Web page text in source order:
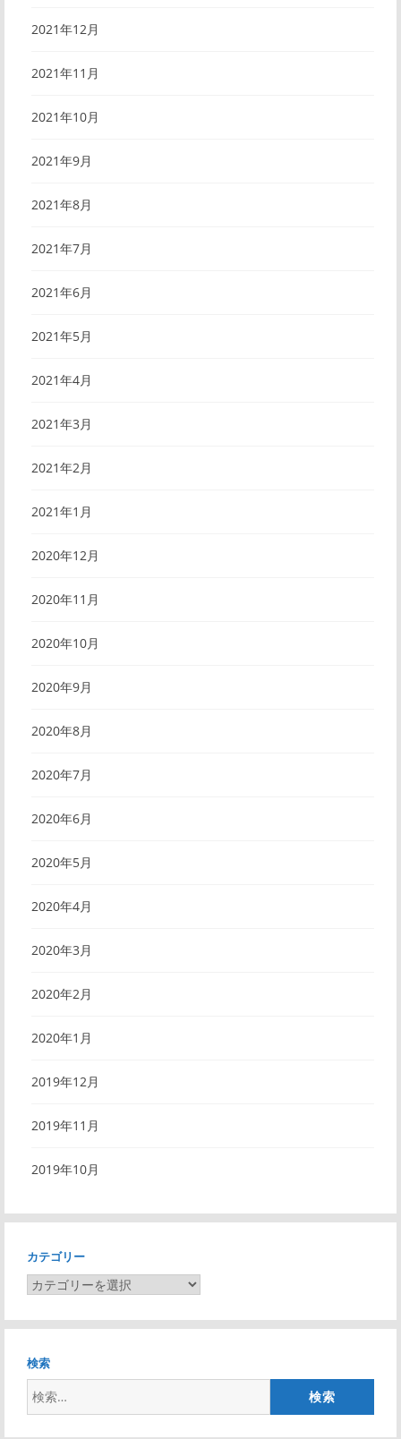
2021年12月
2021年11月
2021年10月
2021年9月
2021年8月
2021年7月
2021年6月
2021年5月
2021年4月
2021年3月
2021年2月
2021年1月
2020年12月
2020年11月
2020年10月
2020年9月
2020年8月
2020年7月
2020年6月
2020年5月
2020年4月
2020年3月
2020年2月
2020年1月
2019年12月
2019年11月
2019年10月
カテゴリー
カ
ゴ
リ
ー
検索
索: